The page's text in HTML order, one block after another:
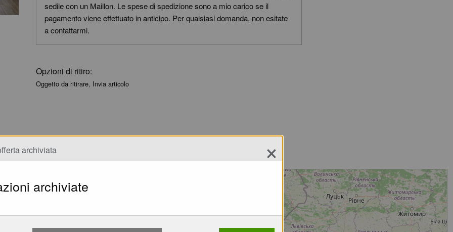
sedile con un Maillon. Le spese di spedizione sono a mio carico se il
pagamento viene effettuato in anticipo. Per qualsiasi domanda, non esitate
a contattarmi.
Opzioni di ritiro:
Oggetto da ritirare, Invia articolo
archiviata ×
archiviate